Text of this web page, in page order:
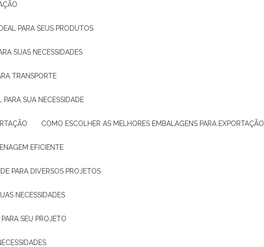
PARA SEUS PRODUTOS
SUAS NECESSIDADES
TRANSPORTE
SUA NECESSIDADE
COMO ESCOLHER AS MELHORES EMBALAGENS PARA EXPORTAÇÃO
EFICIENTE
PARA DIVERSOS PROJETOS
NECESSIDADES
SEU PROJETO